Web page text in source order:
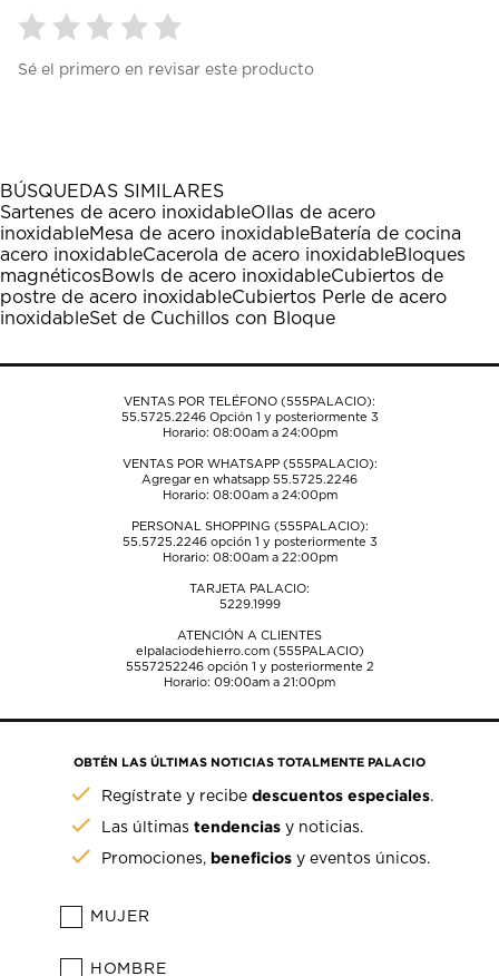
para
1
estrella
Esta
acción
abrirá
el
formulario
de
para
estrellas.
Esta
acción
abrirá
el
formulario
de
para
estrellas.
Esta
acción
abrirá
el
formulario
de
para
estrellas.
Esta
acción
abrirá
el
formulario
de
para
estrellas.
Esta
acción
abrirá
el
formulario
de
Sé el primero en revisar este producto
BÚSQUEDAS SIMILARES
Sartenes de acero inoxidableOllas de acero
inoxidableMesa de acero inoxidableBatería de cocina
acero inoxidableCacerola de acero inoxidableBloques
magnéticosBowls de acero inoxidableCubiertos de
postre de acero inoxidableCubiertos Perle de acero
inoxidableSet de Cuchillos con Bloque
VENTAS POR TELÉFONO (555PALACIO):
55.5725.2246Opción 1 y posteriormente 3
Horario: 08:00am a 24:00pm
VENTAS POR WHATSAPP (555PALACIO):
Agregar en whatsapp 55.5725.2246
Horario: 08:00am a 24:00pm
PERSONAL SHOPPING (555PALACIO):
55.5725.2246opción 1 y posteriormente 3
Horario: 08:00am a 22:00pm
TARJETA PALACIO:
5229.1999
ATENCIÓN A CLIENTES
elpalaciodehierro.com (555PALACIO)
5557252246opción 1 y posteriormente 2
Horario: 09:00am a 21:00pm
OBTÉN LAS ÚLTIMAS NOTICIAS TOTALMENTE PALACIO
Regístrate y recibedescuentos especiales.
Las últimastendencias y noticias.
Promociones, beneficios y eventos únicos.
MUJER
HOMBRE